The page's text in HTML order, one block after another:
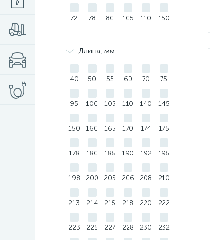
72 78 80 105 110 150
Длина, мм
40 50 55 60 70 75
95 100 105 110 140 145
150 160 165 170 174 175
178 180 185 190 192 195
198 200 205 206 208 210
213 214 215 218 220 222
223 225 227 228 230 232